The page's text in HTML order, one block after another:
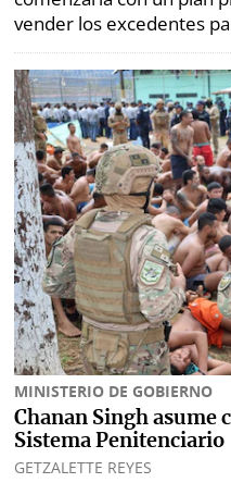
vender los excedentes
MINISTERIO DE GOBIERNO
Chanan Singh asume
Sistema Penitenciario
GETZALETTE REYES